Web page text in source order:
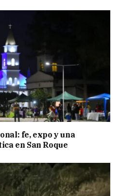
fe, expo y una
en San Roque